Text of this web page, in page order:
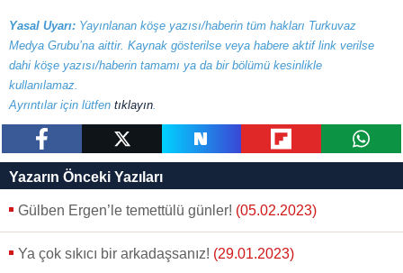
Yasal Uyarı: Yayınlanan köşe yazısı/haberin tüm hakları Turkuvaz
Medya Grubu’na aittir. Kaynak gösterilse veya habere aktif link verilse
dahi köşe yazısı/haberin tamamı ya da bir bölümü kesinlikle
kullanılamaz.
Ayrıntılar için lütfen tıklayın.
Yazarın Önceki Yazıları
Gülben Ergen’le temettülü günler! (05.02.2023)
Ya çok sıkıcı bir arkadaşsanız! (29.01.2023)